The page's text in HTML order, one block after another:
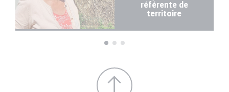
référente de
territoire